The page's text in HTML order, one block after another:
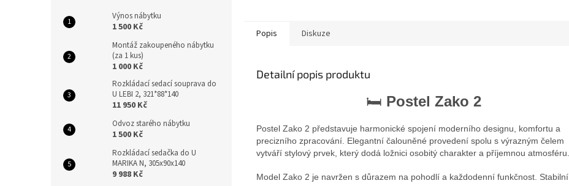
Výnos nábytku
1 500 Kč
Montáž zakoupeného nábytku
(za 1 kus)
1 000 Kč
Rozkládací sedací souprava do
U LEBI 2, 321*88*140
11 950 Kč
Odvoz starého nábytku
1 500 Kč
Rozkládací sedačka do U
MARIKA N, 305x90x140
9 988 Kč
Popis Diskuze
Detailní popis produktu
🛏 Postel Zako 2
Postel Zako 2 představuje harmonické spojení moderního designu, komfortu a
precizního zpracování. Elegantní čalouněné provedení spolu s výrazným čelem
vytváří stylový prvek, který dodá ložnici osobitý charakter a příjemnou atmosféru.
Model Zako 2 je navržen s důrazem na pohodlí a každodenní funkčnost. Stabilní